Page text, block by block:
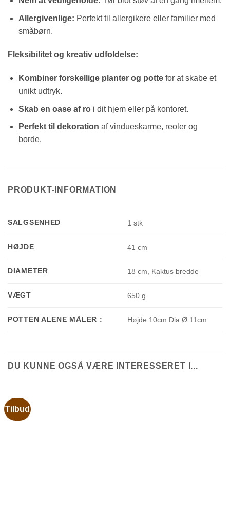
Allergivenlige: Perfekt til allergikere eller familier med
småbørn.
Fleksibilitet og kreativ udfoldelse:
Kombiner forskellige planter og pottefor at skabe et
unikt udtryk.
Skab en oase af roi dit hjem eller på kontoret.
Perfekt til dekoration af vindueskarme, reoler og
borde.
PRODUKT-INFORMATION
SALGSENHED 1 stk
HØJDE 41 cm
DIAMETER 18 cm, Kaktus bredde
VÆGT 650 g
POTTEN ALENE MÅLER : Højde 10cm Dia Ø 11cm
DU KUNNE OGSÅ VÆRE INTERESSERET I...
Tilbud